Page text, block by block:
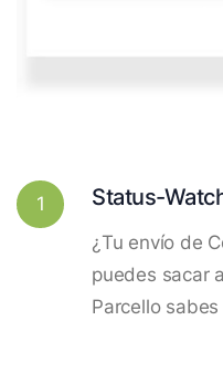
1 Status-
¿Tu envío de
puedes sacar
Parcello